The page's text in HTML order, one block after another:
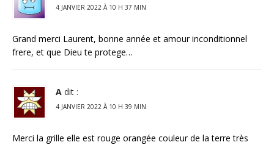
4 JANVIER 2022 À 10 H 37 MIN
Grand merci Laurent, bonne année et amour inconditionnel
frere, et que Dieu te protege…
A dit :
4 JANVIER 2022 À 10 H 39 MIN
Merci la grille elle est rouge orangée couleur de la terre très